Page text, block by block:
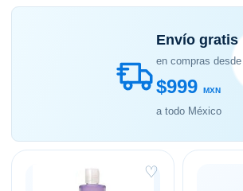
Envío gratis
en compras desde
$999 MXN
a todo México
♡